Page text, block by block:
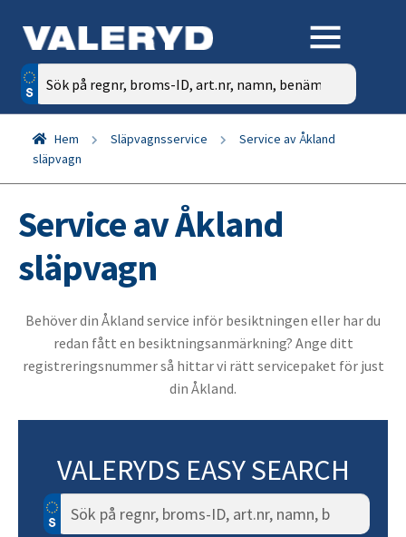
Sök
efter:
Hem Släpvagnsservice
Service av Åkland
släpvagn
Service av Åkland
släpvagn
Behöver din Åkland service inför besiktningen eller har du
redan fått en besiktningsanmärkning? Ange ditt
registreringsnummer så hittar vi rätt servicepaket för just
din Åkland.
VALERYDS EASY SEARCH
Sök
efter: